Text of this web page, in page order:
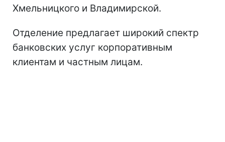
Хмельницкого и Владимирской.
Отделение предлагает широкий спектр
банковских услуг корпоративным
клиентам и частным лицам.